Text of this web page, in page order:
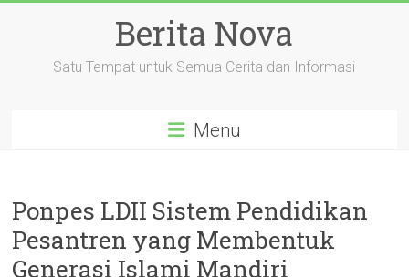
Berita Nova
Satu Tempat untuk Semua Cerita dan Informasi
Menu
Ponpes LDII Sistem Pendidikan
Pesantren yang Membentuk
Generasi Islami Mandiri